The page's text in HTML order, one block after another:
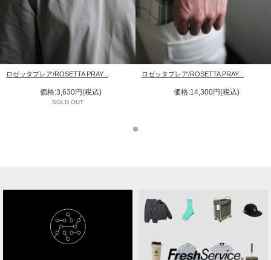
ロゼッタプレア/ROSETTA PRAY...
価格:3,630円(税込)
SOLD OUT
ロゼッタプレア/ROSETTA PRAY...
価格:14,300円(税込)